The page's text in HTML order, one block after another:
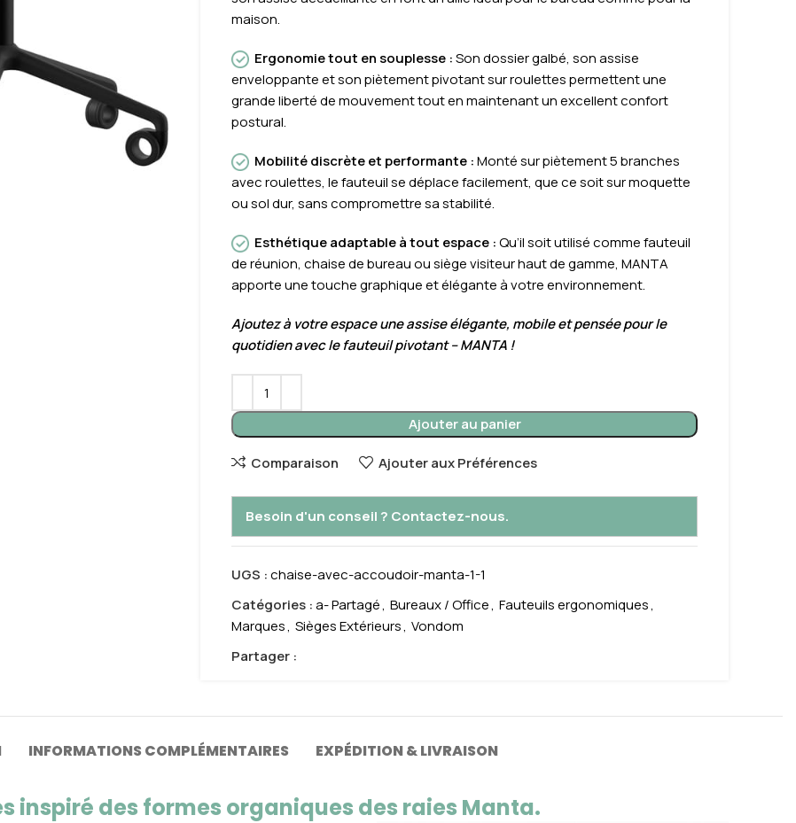
maison.
Ergonomie tout en souplesse :Son dossier galbé, son assise
enveloppante et son piètement pivotant sur roulettes permettent une
grande liberté de mouvement tout en maintenant un excellent confort
postural.
Mobilité discrète et performante :Monté sur piètement 5 branches
avec roulettes, le fauteuil se déplace facilement, que ce soit sur moquette
ou sol dur, sans compromettre sa stabilité.
Esthétique adaptable à tout espace :Qu’il soit utilisé comme fauteuil
de réunion, chaise de bureau ou siège visiteur haut de gamme, MANTA
apporte une touche graphique et élégante à votre environnement.
Ajoutez à votre espace une assise élégante, mobile et pensée pour le
quotidien avec le fauteuil pivotant – MANTA !
Ajouter au panier
Comparaison Ajouter aux Préférences
Besoin d'un conseil ? Contactez-nous.
UGS :chaise-avec-accoudoir-manta-1-1
Catégories :a- Partagé, Bureaux / Office, Fauteuils ergonomiques,
Marques, Sièges Extérieurs, Vondom
Partager :
INFORMATIONS COMPLÉMENTAIRES EXPÉDITION & LIVRAISON
inspiré des formes organiques des raies Manta.